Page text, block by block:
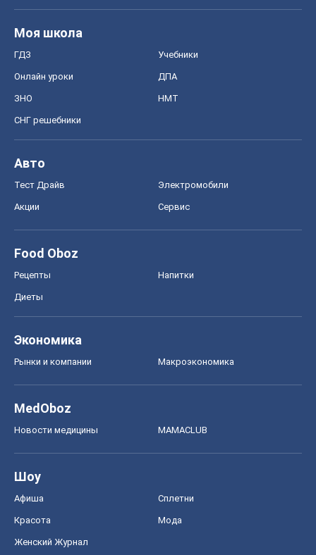
Моя школа
ГДЗ Учебники
Онлайн уроки ДПА
ЗНО НМТ
СНГ решебники
Авто
Тест Драйв Электромобили
Акции Сервис
Food Oboz
Рецепты Напитки
Диеты
Экономика
Рынки и компании Mакроэкономика
MedOboz
Новости медицины MAMACLUB
Шоу
Афиша Сплетни
Красота Мода
Женский Журнал